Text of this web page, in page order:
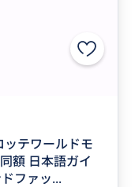
ッテワールドモ
額 日本語ガイ
ファッ...